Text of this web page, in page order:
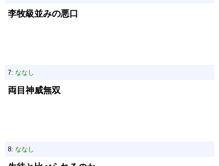
李牧級並みの悪口
7: ななし
両目神威無双
8: ななし